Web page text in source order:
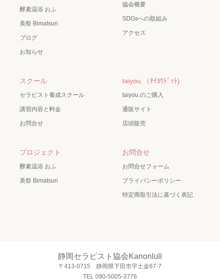
酵素温浴 おふ
美祭 Bimatsuri
ブログ
お知らせ
協会概要
SDGsへの取組み
アクセス
スクール
セラピスト養成スクール
講習内容と料金
お問合せ
taiyou.（ﾀｲﾖｳﾄﾞｯﾄ)
taiyou.のご購入
通販サイト
店頭販売
プロジェクト
酵素温浴 おふ
美祭 Bimatsuri
お問合せ
お問合せフォーム
プライバシーポリシー
特定商取引法に基づく表記
静岡セラピスト協会Kanonlull
〒413-0715 静岡県下田市宇土金67-7
TEL 090-5005-3776